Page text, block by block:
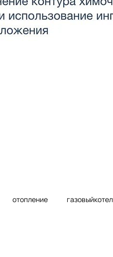
отопление газовыйкотел